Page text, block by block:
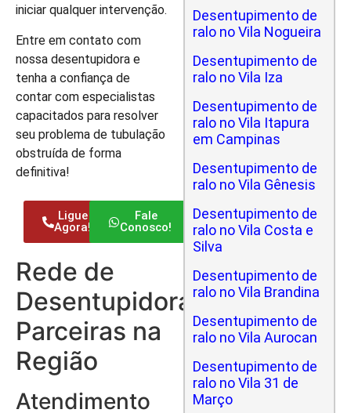
iniciar qualquer intervenção.
Entre em contato com
nossa desentupidora e
tenha a confiança de
contar com especialistas
capacitados para resolver
seu problema de tubulação
obstruída de forma
definitiva!
Ligue
Agora!
Fale
Conosco!
Rede de
Desentupidoras
Parceiras na
Região
Atendimento
Desentupimento de
ralo no Vila Nogueira
Desentupimento de
ralo no Vila Iza
Desentupimento de
ralo no Vila Itapura
em Campinas
Desentupimento de
ralo no Vila Gênesis
Desentupimento de
ralo no Vila Costa e
Silva
Desentupimento de
ralo no Vila Brandina
Desentupimento de
ralo no Vila Aurocan
Desentupimento de
ralo no Vila 31 de
Março